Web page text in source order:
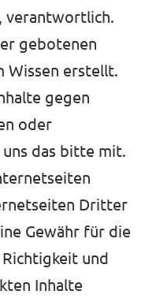
verantwortlich.
gebotenen
Wissen erstellt.
gegen
oder
uns das bitte mit.
Dritter
Gewähr für die
und
Inhalte